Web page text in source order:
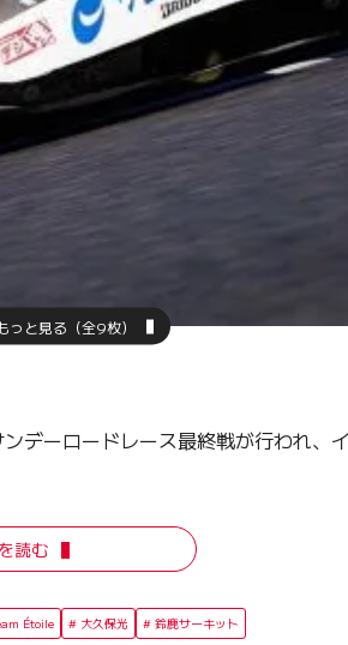
っと見る（全9枚）
デーロードレース最終戦が行われ
読む
Étoile 大久保光 鈴鹿サーキット